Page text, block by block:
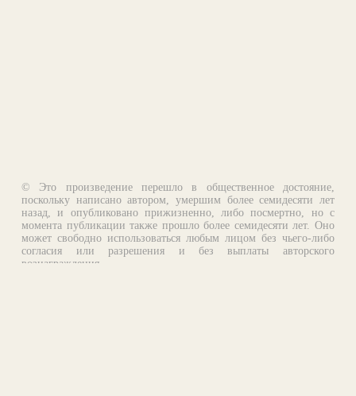
© Это произведение перешло в общественное достояние,
поскольку написано автором, умершим более семидесяти лет
назад, и опубликовано прижизненно, либо посмертно, но с
момента публикации также прошло более семидесяти лет. Оно
может свободно использоваться любым лицом без чьего-либо
согласия или разрешения и без выплаты авторского
вознаграждения.